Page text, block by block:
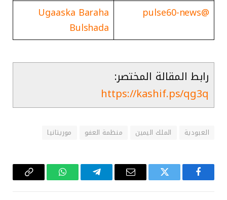
@pulse60-news
Ugaaska Baraha
Bulshada
رابط المقالة المختصر:
https://kashif.ps/qg3q
العبودية الملك اليمين منظمة العفو موريتانيا
فيسبوك تويتر
البريد
تيلقرام واتساب Copy